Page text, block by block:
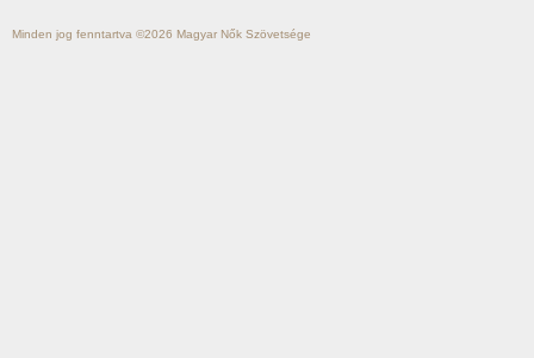
Minden jog fenntartva ©2026 Magyar Nők Szövetsége